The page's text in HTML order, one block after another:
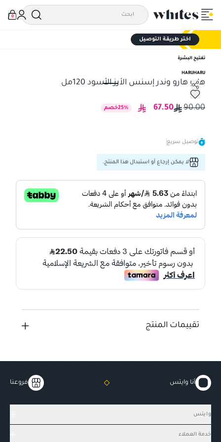
0
اختر طريقة التوصيل
تفتيح البشرة
HARUHARU
هارو هارو وندر إسنس الأرز الأسود 120مل
هارو هارو وندر إسنس الأرز الأسود 120مل
90.00
67.50
25% خصم
توصيل سريع
لا يمكن إرجاع أو استبدال هذا المنتج.
تقييمات المنتج
أنا وايتس فروعنا
وايتس
خدمة العملاء